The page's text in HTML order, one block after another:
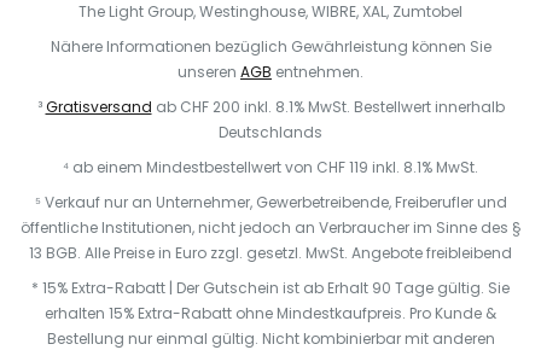
The Light Group, Westinghouse, WIBRE, XAL, Zumtobel
Nähere Informationen bezüglich Gewährleistung können Sie
unseren AGB entnehmen.
³Gratisversand ab CHF 200 inkl. 8.1% MwSt. Bestellwert innerhalb
Deutschlands
⁴ ab einem Mindestbestellwert von CHF 119 inkl. 8.1% MwSt.
⁵ Verkauf nur an Unternehmer, Gewerbetreibende, Freiberufler und
öffentliche Institutionen, nicht jedoch an Verbraucher im Sinne des §
13 BGB. Alle Preise in Euro zzgl. gesetzl. MwSt. Angebote freibleibend
* 15% Extra-Rabatt | Der Gutschein ist ab Erhalt 90 Tage gültig. Sie
erhalten 15% Extra-Rabatt ohne Mindestkaufpreis. Pro Kunde &
Bestellung nur einmal gültig. Nicht kombinierbar mit anderen